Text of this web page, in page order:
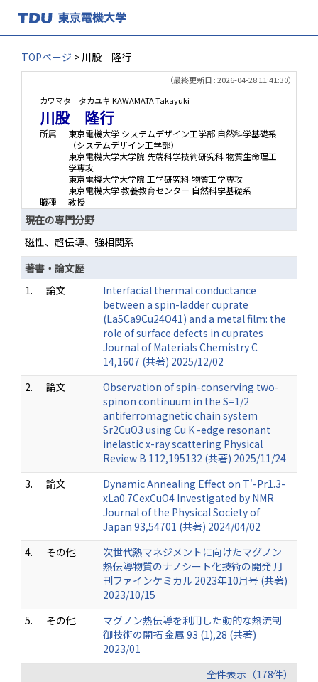
TOPページ > 川股 隆行
（最終更新日 : 2026-04-28 11:41:30）
カワマタ タカユキ KAWAMATA Takayuki
川股 隆行
所属
東京電機大学 システムデザイン工学部 自然科学基礎系
（システムデザイン工学部）
東京電機大学大学院 先端科学技術研究科 物質生命理工
学専攻
東京電機大学大学院 工学研究科 物質工学専攻
東京電機大学 教養教育センター 自然科学基礎系
職種
教授
現在の専門分野
磁性、超伝導、強相関系
著書・論文歴
1.
論文
Interfacial thermal conductance
between a spin-ladder cuprate
(La5Ca9Cu24O41) and a metal film: the
role of surface defects in cuprates
Journal of Materials Chemistry C
14,1607 (共著) 2025/12/02
2.
論文
Observation of spin-conserving two-
spinon continuum in the S=1/2
antiferromagnetic chain system
Sr2CuO3 using Cu K -edge resonant
inelastic x-ray scattering Physical
Review B 112,195132 (共著) 2025/11/24
3.
論文
Dynamic Annealing Effect on T'-Pr1.3-
xLa0.7CexCuO4 Investigated by NMR
Journal of the Physical Society of
Japan 93,54701 (共著) 2024/04/02
4.
その他
次世代熱マネジメントに向けたマグノン
熱伝導物質のナノシート化技術の開発 月
刊ファインケミカル 2023年10月号 (共著)
2023/10/15
5.
その他
マグノン熱伝導を利用した動的な熱流制
御技術の開拓 金属 93 (1),28 (共著)
2023/01
全件表示（178件）